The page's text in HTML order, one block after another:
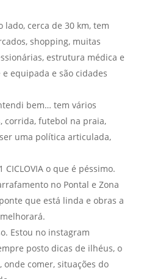
lado, cerca de 30 km, tem
shopping, muitas
estrutura médica e
equipada e são cidades
bem… tem vários
corrida, futebol na praia,
uma política articulada,
o que é péssimo.
no Pontal e Zona
que está linda e obras a
Estou no instagram
posto dicas de ilhéus, o
onde comer, situações do